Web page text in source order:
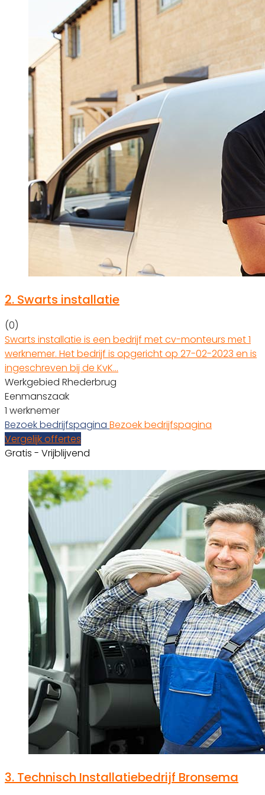
2. Swarts installatie
(0)
Swarts installatie is een bedrijf met cv-monteurs met 1
werknemer. Het bedrijf is opgericht op 27-02-2023 en is
ingeschreven bij de KvK…
Werkgebied Rhederbrug
Eenmanszaak
1 werknemer
Bezoek bedrijfspagina Bezoek bedrijfspagina
Vergelijk offertes
Gratis - Vrijblijvend
3. Technisch Installatiebedrijf Bronsema